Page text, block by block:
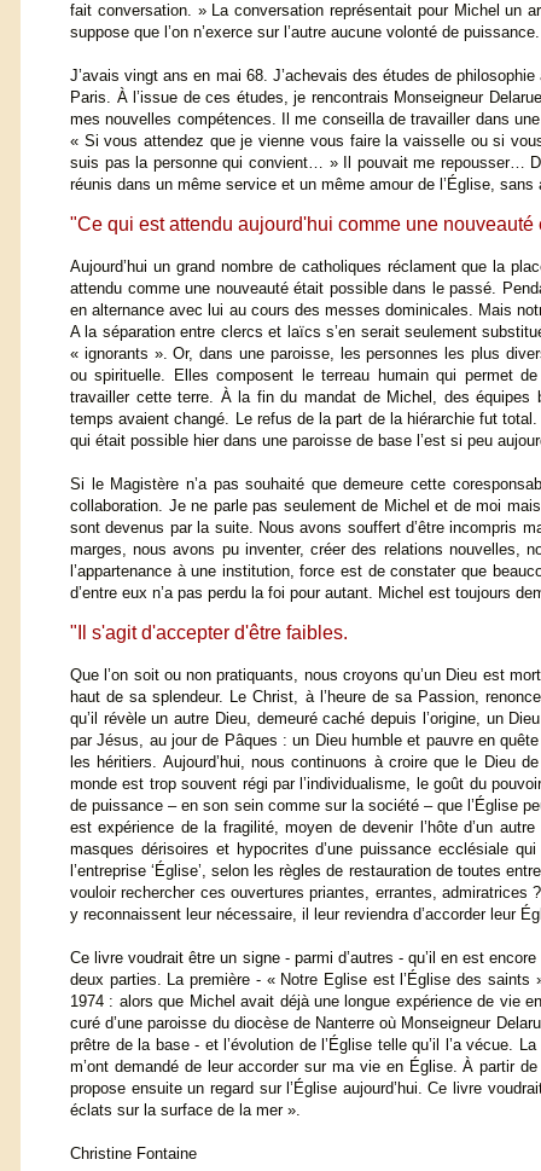
fait conversation. » La conversation représentait pour Michel un
suppose que l’on n’exerce sur l’autre aucune volonté de
J’avais vingt ans en mai 68. J’achevais des études de
Paris. À l’issue de ces études, je rencontrais Monseigneur
mes nouvelles compétences. Il me conseilla de travailler dans
« Si vous attendez que je vienne vous faire la vaisselle ou si
suis pas la personne qui convient… » Il pouvait me repousser…
réunis dans un même service et un même amour de l’Église,
"Ce qui est attendu aujourd'hui comme une
Aujourd’hui un grand nombre de catholiques réclament que la
attendu comme une nouveauté était possible dans le passé.
en alternance avec lui au cours des messes dominicales. Mais
A la séparation entre clercs et laïcs s’en serait seulement
« ignorants ». Or, dans une paroisse, les personnes les plus
ou spirituelle. Elles composent le terreau humain qui permet
travailler cette terre. À la fin du mandat de Michel, des équipes
temps avaient changé. Le refus de la part de la hiérarchie fut
qui était possible hier dans une paroisse de base l’est si peu
Si le Magistère n’a pas souhaité que demeure cette
collaboration. Je ne parle pas seulement de Michel et de moi
sont devenus par la suite. Nous avons souffert d’être incompris
marges, nous avons pu inventer, créer des relations nouvelles,
l’appartenance à une institution, force est de constater que
d’entre eux n’a pas perdu la foi pour autant. Michel est toujours
"Il s'agit d'accepter d'être faibles.
Que l’on soit ou non pratiquants, nous croyons qu’un Dieu est
haut de sa splendeur. Le Christ, à l’heure de sa Passion,
qu’il révèle un autre Dieu, demeuré caché depuis l’origine, un
par Jésus, au jour de Pâques : un Dieu humble et pauvre en
les héritiers. Aujourd’hui, nous continuons à croire que le Dieu
monde est trop souvent régi par l’individualisme, le goût du
de puissance – en son sein comme sur la société – que l’Église
est expérience de la fragilité, moyen de devenir l’hôte d’un
masques dérisoires et hypocrites d’une puissance ecclésiale
l’entreprise ‘Église’, selon les règles de restauration de toutes
vouloir rechercher ces ouvertures priantes, errantes,
y reconnaissent leur nécessaire, il leur reviendra d’accorder leur
Ce livre voudrait être un signe - parmi d’autres - qu’il en est
deux parties. La première - « Notre Eglise est l’Église des
1974 : alors que Michel avait déjà une longue expérience de vie
curé d’une paroisse du diocèse de Nanterre où Monseigneur
prêtre de la base - et l’évolution de l’Église telle qu’il l’a vécue.
m’ont demandé de leur accorder sur ma vie en Église. À partir
propose ensuite un regard sur l’Église aujourd’hui. Ce livre
éclats sur la surface de la mer ».
Christine Fontaine